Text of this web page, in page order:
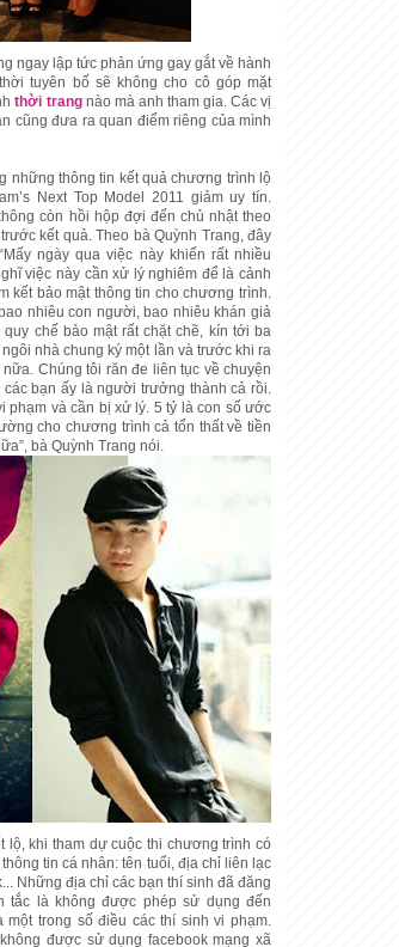
ngay lập tức phản ứng gay gắt về hành
tuyên bố sẽ không cho cô góp mặt
thời trangnào mà anh tham gia. Các vị
cũng đưa ra quan điểm riêng của mình
những thông tin kết quả chương trình lộ
Next Top Model 2011 giảm uy tín.
còn hồi hộp đợi đến chủ nhật theo
kết quả. Theo bà Quỳnh Trang, đây
ngày qua việc này khiến rất nhiều
việc này cần xử lý nghiêm để là cảnh
kết bảo mật thông tin cho chương trình.
nhiêu con người, bao nhiêu khán giả
chế bảo mật rất chặt chẽ, kín tới ba
nhà chung ký một lần và trước khi ra
Chúng tôi răn đe liên tục về chuyện
bạn ấy là người trưởng thành cả rồi.
phạm và cần bị xử lý. 5 tỷ là con số ước
cho chương trình cả tổn thất về tiền
bà Quỳnh Trang nói.
lộ, khi tham dự cuộc thi chương trình có
tin cá nhân: tên tuổi, địa chỉ liên lạc
Những địa chỉ các bạn thí sinh đã đăng
tắc là không được phép sử dụng đến
trong số điều các thí sinh vi phạm.
được sử dụng facebook mạng xã